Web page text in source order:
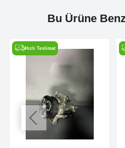
Bu Ürüne
Hızlı Teslimat